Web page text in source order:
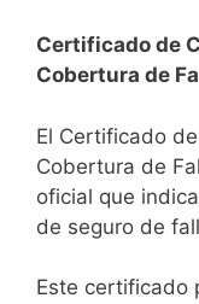
Certificado de
Cobertura de
El Certificado
Cobertura de
oficial que
de seguro de
Este certificado